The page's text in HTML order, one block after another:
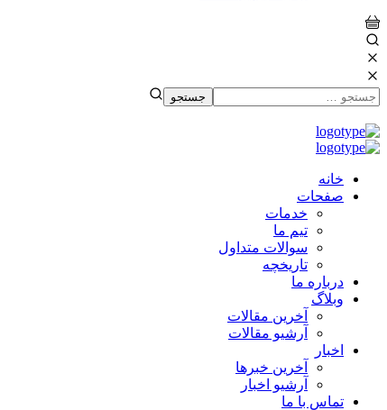
خانه
صفحات
خدمات
تیم ما
سوالات متداول
تاریخچه
درباره ما
وبلاگ
آخرین مقالات
آرشیو مقالات
اخبار
آخرین خبرها
آرشیو اخبار
تماس با ما